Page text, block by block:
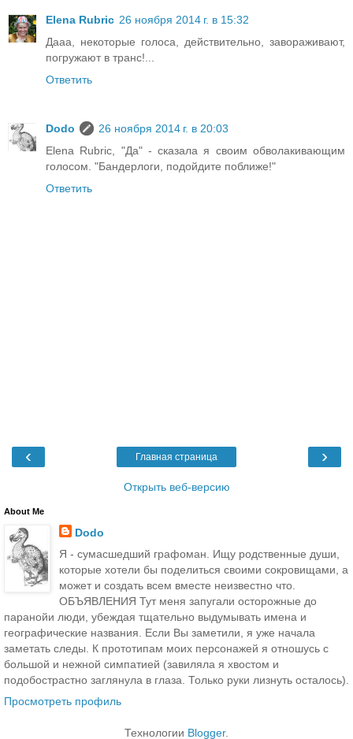
Elena Rubric 26 ноября 2014 г. в 15:32
Дааа, некоторые голоса, действительно, завораживают,
погружают в транс!...
Ответить
Dodo
26 ноября 2014 г. в 20:03
Elena Rubric, "Да" - сказала я своим обволакивающим
голосом. "Бандерлоги, подойдите поближе!"
Ответить
‹ ›
Главная страница
Открыть веб-версию
About Me
Dodo
Я - сумасшедший графоман. Ищу родственные души,
которые хотели бы поделиться своими сокровищами, а
может и создать всем вместе неизвестно что.
ОБЪЯВЛЕНИЯ Тут меня запугали осторожные до
паранойи люди, убеждая тщательно выдумывать имена и
географические названия. Если Вы заметили, я уже начала
заметать следы. К прототипам моих персонажей я отношусь с
большой и нежной симпатией (завиляла я хвостом и
подобострастно заглянула в глаза. Только руки лизнуть осталось).
Просмотреть профиль
Технологии Blogger.